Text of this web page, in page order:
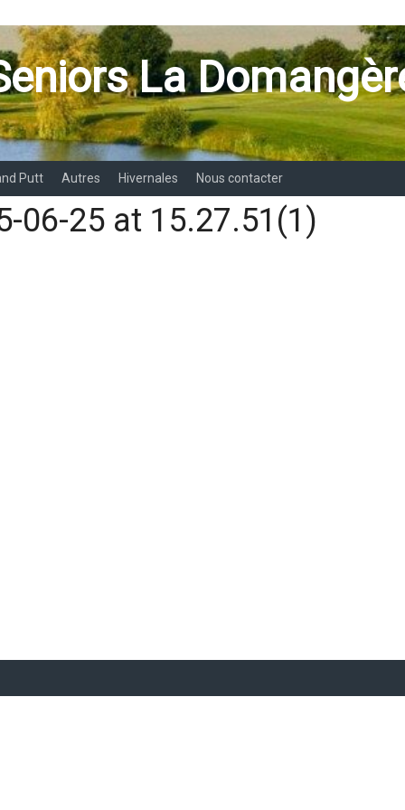
La
Putt Autres Hivernales Nous contacter
06-25 at 15.27.51(1)